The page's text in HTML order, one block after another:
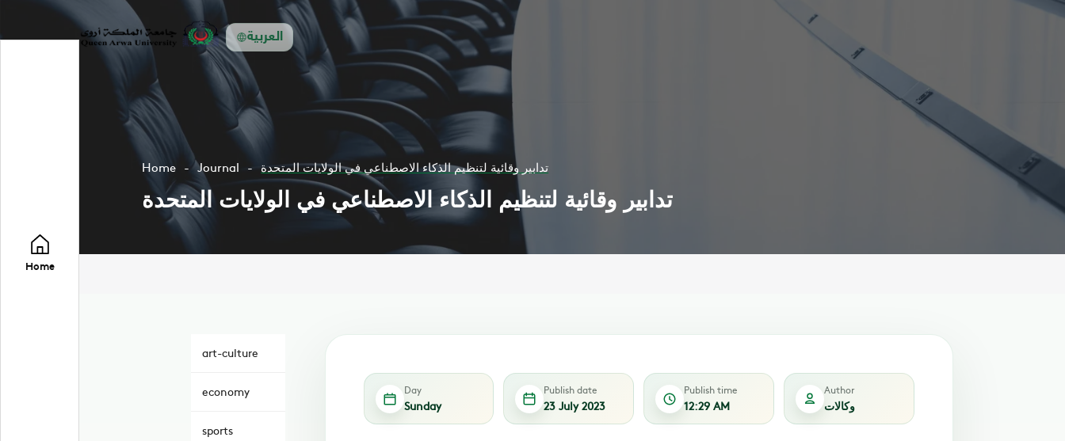
العربية
Home
Home Journal تدابير وقائية لتنظيم الذكاء الاصطناعي في الولايات المتحدة
تدابير وقائية لتنظيم الذكاء الاصطناعي في الولايات المتحدة
art-culture
economy
sports
Day
Sunday
Publish date
23 July 2023
Publish time
12:29 AM
Author
وكالات